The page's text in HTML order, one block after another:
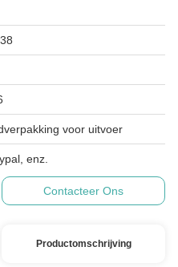
voor uitvoer
enz.
Contacteer Ons
Productomschrijving